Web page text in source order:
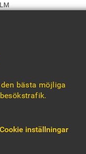
bästa möjliga
Cookie inställningar